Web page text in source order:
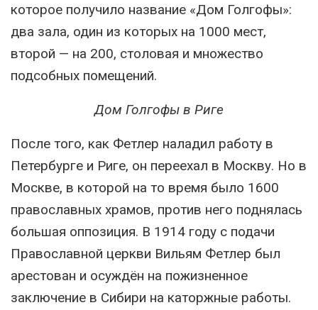
которое получило название «Дом Голгофы»:
два зала, один из которых на 1000 мест,
второй — на 200, столовая и множество
подсобных помещений.
Дом Голгофы в Риге
После того, как Фетлер наладил работу в
Петербурге и Риге, он переехал в Москву. Но в
Москве, в которой на то время было 1600
православных храмов, против него поднялась
большая оппозиция. В 1914 году с подачи
Православной церкви Вильям Фетлер был
арестован и осуждён на пожизненное
заключение в Сибири на каторжные работы.